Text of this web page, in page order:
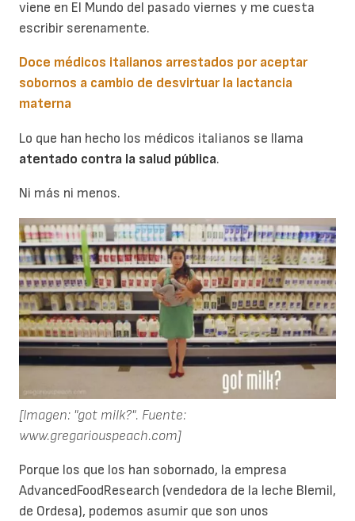
viene en El Mundo del pasado viernes y me cuesta
escribir serenamente.
Doce médicos italianos arrestados por aceptar
sobornos a cambio de desvirtuar la lactancia
materna
Lo que han hecho los médicos italianos se llama
atentado contra la salud pública.
Ni más ni menos.
[Imagen: "got milk?". Fuente:
www.gregariouspeach.com]
Porque los que los han sobornado, la empresa
AdvancedFoodResearch (vendedora de la leche Blemil,
de Ordesa), podemos asumir que son unos